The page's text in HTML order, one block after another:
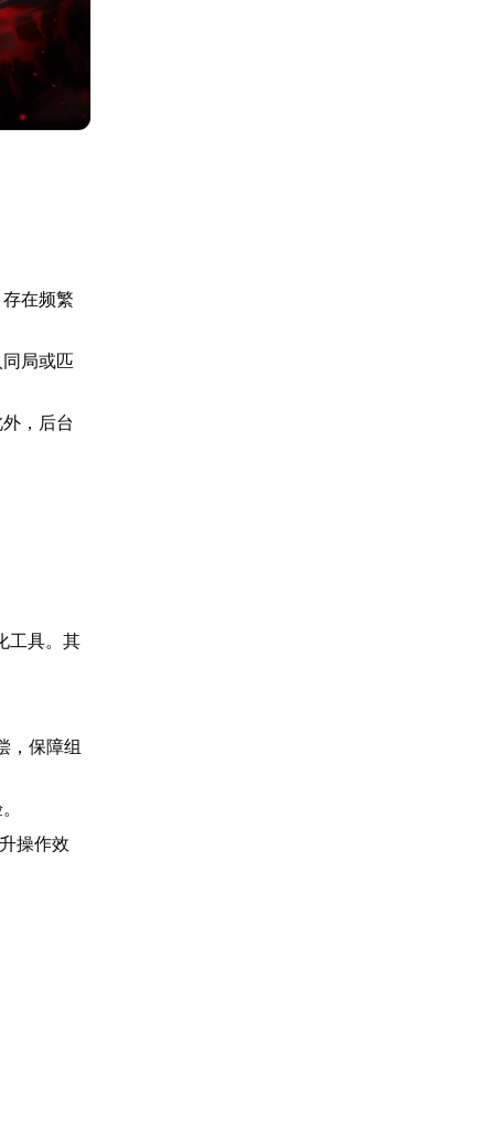
在频繁
局或匹
，后台
工具。其
，保障组
操作效